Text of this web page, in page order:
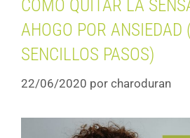
CÓMO QUITAR LA
AHOGO POR ANSIEDAD
SENCILLOS PASOS)
22/06/2020 por charoduran